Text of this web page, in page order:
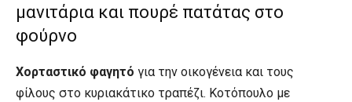
μανιτάρια και πουρέ πατάτας στο
φούρνο
Χορταστικό φαγητό για την οικογένεια και τους
φίλους στο κυριακάτικο τραπέζι. Κοτόπουλο με